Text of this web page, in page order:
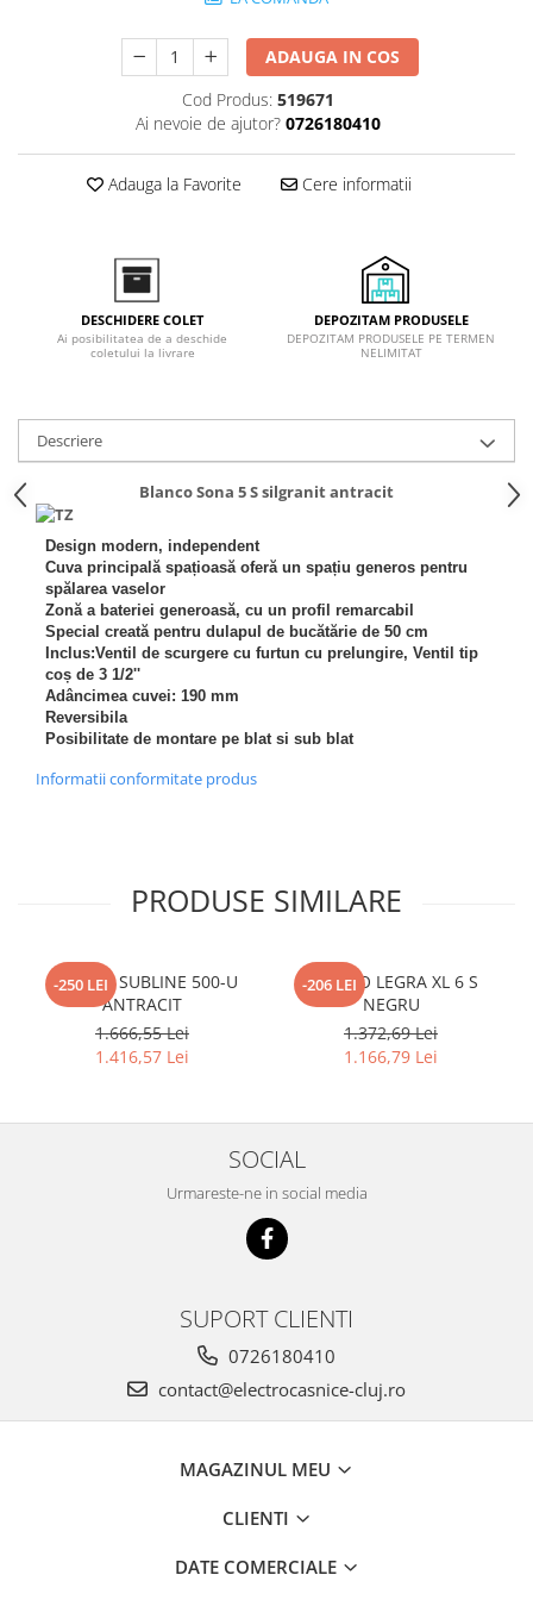
Cuptoare cu microunde
Cu montare pe perete
Hote cu montare in blat
Hote cu montare pe colt
Hote tip insula
Integrate in tavan
Masini de spalat vase
Complet incorporabile
Partial incorporabile
Ceramica
Domino( seturi modulare)
Electrice
Gaz
Inductie
Mixte
Plite cu hota integrata
Masini de spalat rufe slim
Uscatoare de rufe
Vitrine frigorifice si minibaruri
Pachete chiuvete si baterii
ADAUGA IN COS
Cod Produs: 519671
Ai nevoie de ajutor? 0726180410
Adauga la Favorite Cere informatii
DESCHIDERE COLET
Ai posibilitatea de a deschide
coletului la livrare
DEPOZITAM PRODUSELE
DEPOZITAM PRODUSELE PE TERMEN
NELIMITAT
Descriere
Blanco Sona 5 S silgranit antracit
Design modern, independent
Cuva principală spațioasă oferă un spațiu generos pentru
spălarea vaselor
Zonă a bateriei generoasă, cu un profil remarcabil
Special creată pentru dulapul de bucătărie de 50 cm
Inclus:Ventil de scurgere cu furtun cu prelungire, Ventil tip
coș de 3 1/2''
Adâncimea cuvei: 190 mm
Reversibila
Posibilitate de montare pe blat si sub blat
Informatii conformitate produs
PRODUSE SIMILARE
-250 LEI
BLANCO SUBLINE 500-U
ANTRACIT
1.666,55 Lei
1.416,57 Lei
-206 LEI
BLANCO LEGRA XL 6 S
NEGRU
1.372,69 Lei
1.166,79 Lei
SOCIAL
Urmareste-ne in social media
SUPORT CLIENTI
0726180410
contact@electrocasnice-cluj.ro
MAGAZINUL MEU
CLIENTI
DATE COMERCIALE